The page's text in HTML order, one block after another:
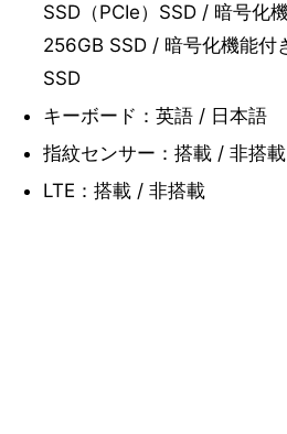
SSD（PCIe）SSD / 暗号化
256GB SSD / 暗号化機能付
SSD
キーボード：英語 / 日本語
指紋センサー：搭載 / 非搭載
LTE：搭載 / 非搭載